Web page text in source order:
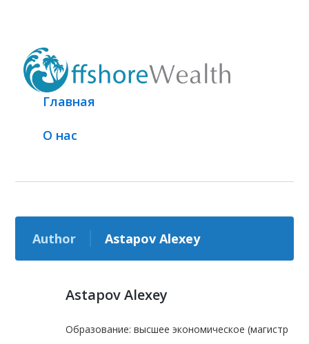
Главная
О нас
Author Astapov Alexey
Astapov Alexey
Образование: высшее экономическое (магистр